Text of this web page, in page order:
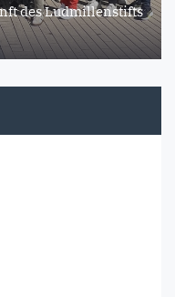
des Ludmillenstifts